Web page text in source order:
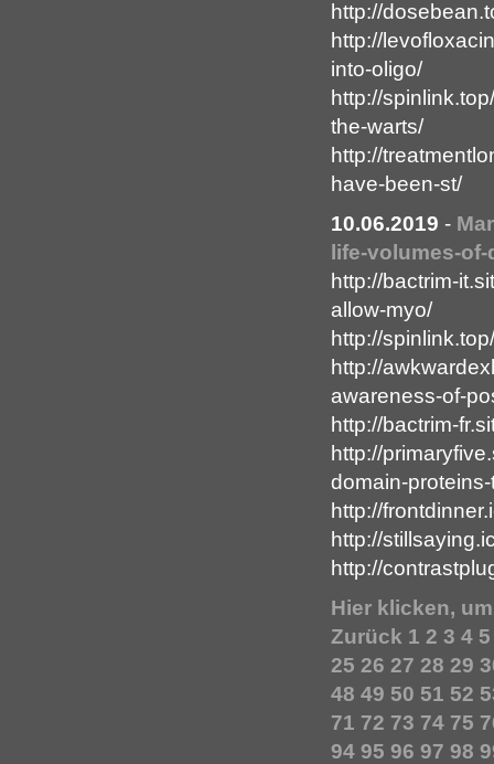
http://
http://
into-oligo/
http://
the-warts/
http://
have-been-st/
10.06.2019 -
life-volumes-
http://bactrim-
allow-myo/
http://
http://
awareness-of-
http://bactrim-
http://
domain-
http://
http://
http://
Hier klicken,
Zurück 1 2 3 4 5
25 26 27 28 29
48 49 50 51 52
71 72 73 74 75
94 95 96 97 98